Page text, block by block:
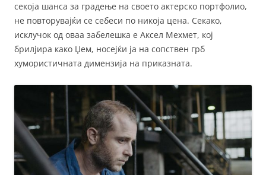
секоја шанса за градење на своето актерско портфолио,
не повторувајќи се себеси по никоја цена. Секако,
исклучок од оваа забелешка е Аксел Мехмет, кој
брилјира како Џем, носејќи ја на сопствен грб
хумористичната димензија на приказната.